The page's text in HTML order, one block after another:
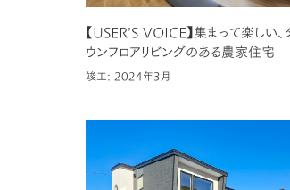
【USER’S VOICE】集まって楽しい、
ウンフロアリビングのある農家住宅
竣工: 2024年3月